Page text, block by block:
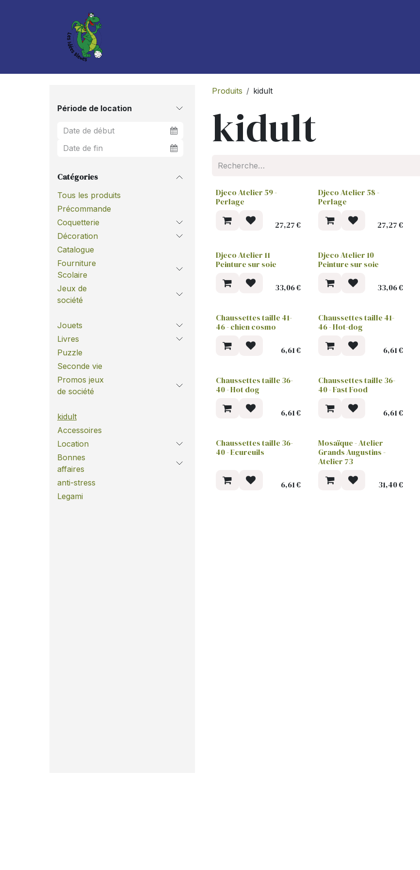
Période de location
Catégories
Tous les produits
Précommande
Coquetterie
Décoration
Catalogue
Fourniture
Scolaire
Jeux de
société
Jouets
Livres
Puzzle
Seconde vie
Promos jeux
de société
kidult
Accessoires
Location
Bonnes
affaires
anti-stress
Legami
Produits kidult
kidult
Djeco Atelier 59 -
Perlage
27,27€
Djeco Atelier 58 -
Perlage
27,27€
Djeco Atelier 11
Peinture sur soie
33,06€
Djeco Atelier 10
Peinture sur soie
33,06€
Chaussettes taille 41-
46 - chien cosmo
6,61€
Chaussettes taille 41-
46 - Hot-dog
6,61€
Chaussettes taille 36-
40 - Hot dog
6,61€
Chaussettes taille 36-
40 - Fast Food
6,61€
Chaussettes taille 36-
40 - Ecureuils
6,61€
Mosaïque - Atelier
Grands Augustins -
Atelier 73
31,40€